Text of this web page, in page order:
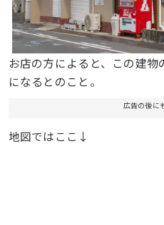
お店の方によると、この建物
になるとのこと。
広告の後に
地図ではここ↓